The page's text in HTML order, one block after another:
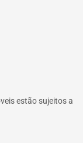
estão sujeitos a